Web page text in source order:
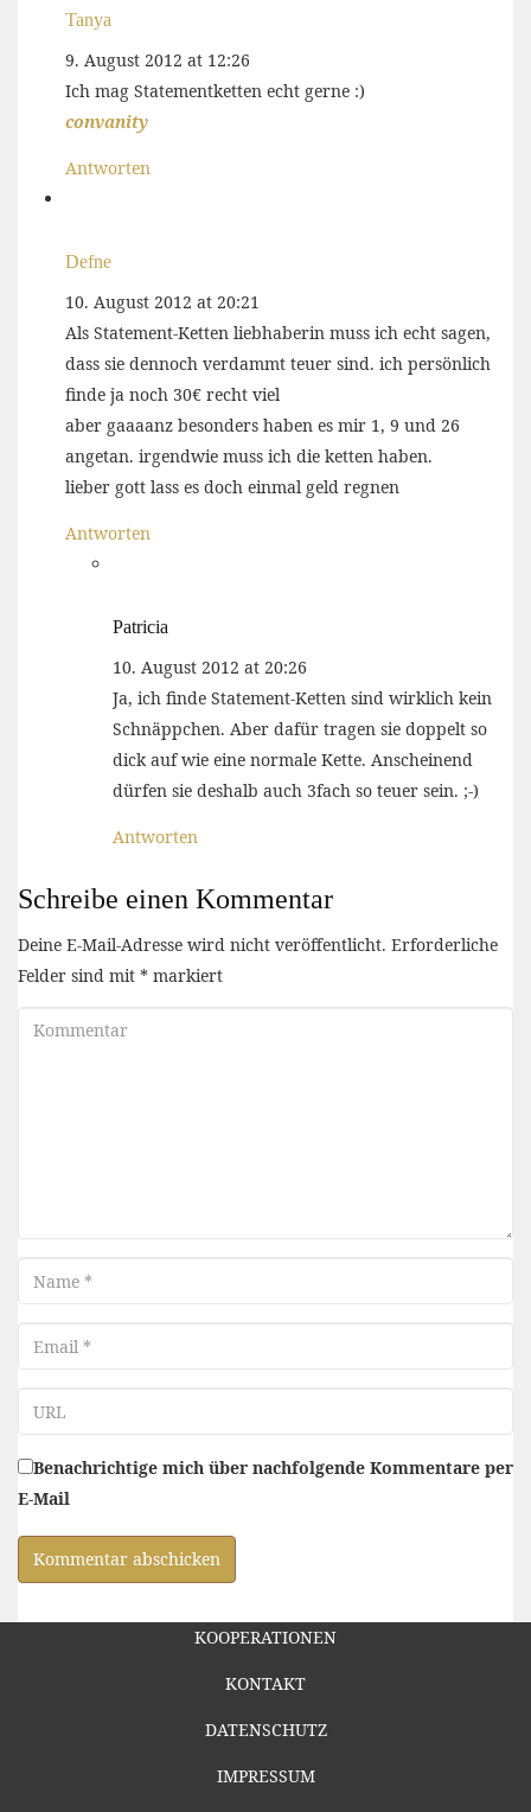
Tanya
9. August 2012 at 12:26
Ich mag Statementketten echt gerne :)
convanity
Antworten
Defne
10. August 2012 at 20:21
Als Statement-Ketten liebhaberin muss ich echt sagen,
dass sie dennoch verdammt teuer sind. ich persönlich
finde ja noch 30€ recht viel
aber gaaaanz besonders haben es mir 1, 9 und 26
angetan. irgendwie muss ich die ketten haben.
lieber gott lass es doch einmal geld regnen
Antworten
Patricia
10. August 2012 at 20:26
Ja, ich finde Statement-Ketten sind wirklich kein
Schnäppchen. Aber dafür tragen sie doppelt so
dick auf wie eine normale Kette. Anscheinend
dürfen sie deshalb auch 3fach so teuer sein. ;-)
Antworten
Schreibe einen Kommentar
Deine E-Mail-Adresse wird nicht veröffentlicht. Erforderliche
Felder sind mit * markiert
Kommentar
Name
Email
Benachrichtige mich über nachfolgende Kommentare per
E-Mail
KOOPERATIONEN
KONTAKT
DATENSCHUTZ
IMPRESSUM